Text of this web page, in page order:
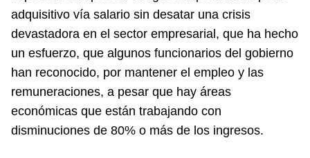
adquisitivo vía salario sin desatar una crisis
devastadora en el sector empresarial, que ha hecho
un esfuerzo, que algunos funcionarios del gobierno
han reconocido, por mantener el empleo y las
remuneraciones, a pesar que hay áreas
económicas que están trabajando con
disminuciones de 80% o más de los ingresos.